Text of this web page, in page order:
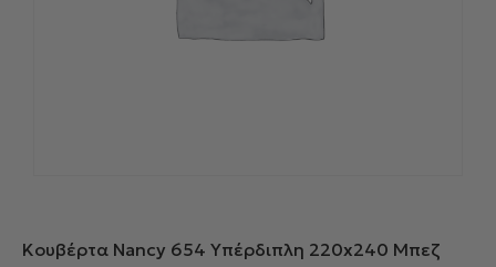
Κουβέρτα Nancy 654 Υπέρδιπλη 220x240 Μπεζ